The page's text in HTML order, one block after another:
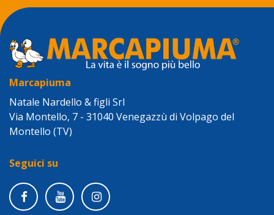
Marcapiuma
Natale Nardello & figli Srl
Via Montello, 7 - 31040 Venegazzù di Volpago del
Montello (TV)
Seguici su